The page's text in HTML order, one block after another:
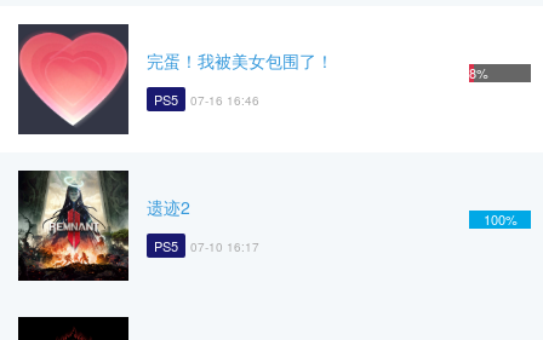
完蛋！我被美女包围了！
PS5 07-16 16:46
8%
遗迹2
PS5 07-10 16:17
100%